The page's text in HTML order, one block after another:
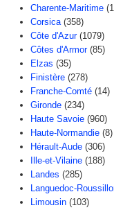
Charente-Maritime
Corsica (358)
Côte d'Azur (1079)
Côtes d'Armor (85)
Elzas (35)
Finistère (278)
Franche-Comté (14)
Gironde (234)
Haute Savoie (960)
Haute-Normandie (8)
Hérault-Aude (306)
Ille-et-Vilaine (188)
Landes (285)
Languedoc-
Limousin (103)